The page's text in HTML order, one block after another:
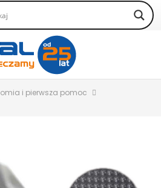
i pierwsza pomoc